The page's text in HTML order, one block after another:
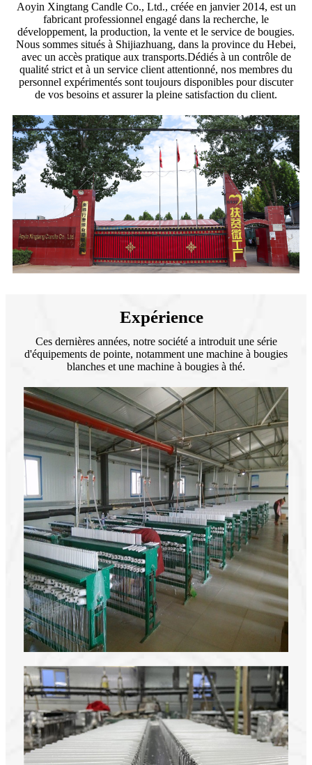
Aoyin Xingtang Candle Co., Ltd., créée en janvier 2014, est un
fabricant professionnel engagé dans la recherche, le
développement, la production, la vente et le service de bougies.
Nous sommes situés à Shijiazhuang, dans la province du Hebei,
avec un accès pratique aux transports.Dédiés à un contrôle de
qualité strict et à un service client attentionné, nos membres du
personnel expérimentés sont toujours disponibles pour discuter
de vos besoins et assurer la pleine satisfaction du client.
Expérience
Ces dernières années, notre société a introduit une série
d'équipements de pointe, notamment une machine à bougies
blanches et une machine à bougies à thé.